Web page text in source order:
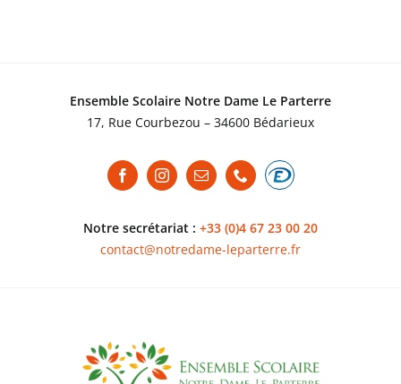
Ensemble Scolaire Notre Dame Le Parterre
17, Rue Courbezou – 34600 Bédarieux
Notre secrétariat : +33 (0)4 67 23 00 20
contact@notredame-leparterre.fr